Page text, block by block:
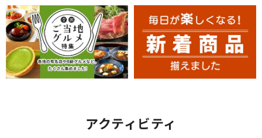
アクティビティ